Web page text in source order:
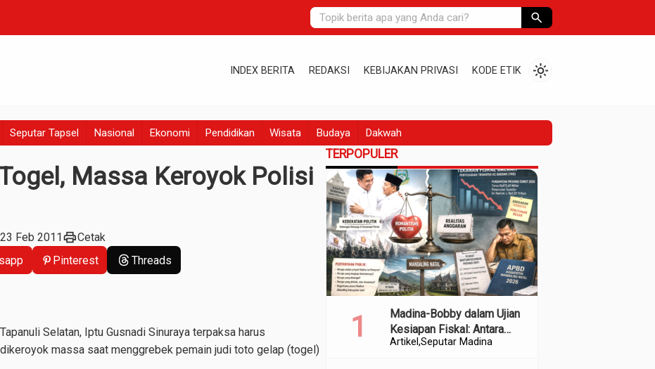
search
INDEX BERITA REDAKSI KEBIJAKAN PRIVASI KODE ETIK light_mode
Seputar Tapsel Nasional Ekonomi Pendidikan Wisata Budaya Dakwah
Massa Keroyok Polisi
Feb 2011printCetak
Pinterest Threads
Selatan, Iptu Gusnadi Sinuraya terpaksa harus
massa saat menggrebek pemain judi toto gelap (togel)
TERPOPULER
Artikel Seputar Madina
Madina-Bobby dalam Ujian
Kesiapan Fiskal: Antara
Kedekatan Politik dan